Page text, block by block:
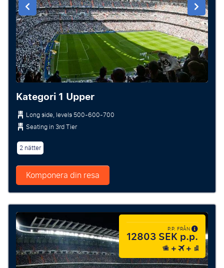
Kategori 1 Upper
Long side, levels 500-600-700
Seating in 3rd Tier
2 nätter
Komponera din resa
P.P. FRÅN
12803 SEK p.p.